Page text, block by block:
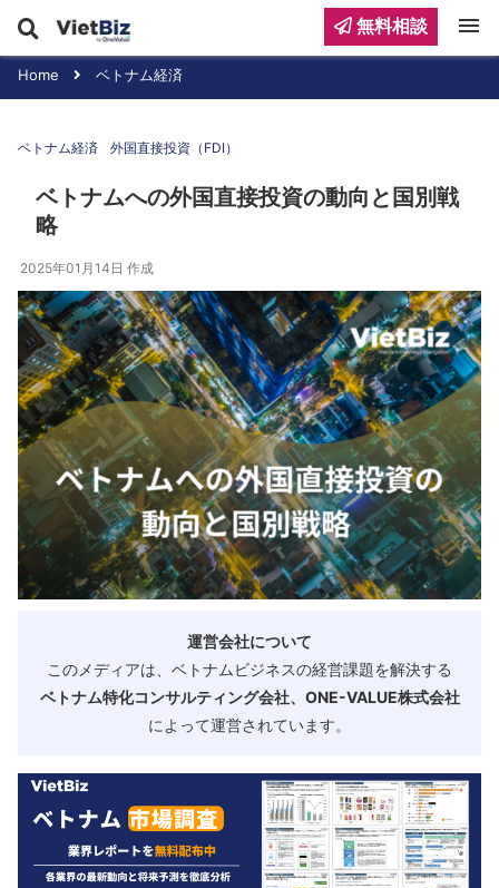
Home ベトナム経済
ベトナム経済 外国直接投資（FDI）
ベトナムへの外国直接投資の動向と国別戦
略
2025年01月14日 作成
運営会社について
このメディアは、ベトナムビジネスの経営課題を解決する
ベトナム特化コンサルティング会社、ONE-VALUE株式会社
によって運営されています。
無料相談 menu